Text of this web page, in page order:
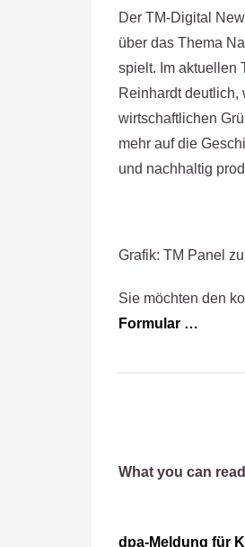
Der TM-Digital
über das Thema
spielt. Im aktuellen
Reinhardt deutlich,
wirtschaftlichen
mehr auf die
und nachhaltig
Grafik: TM Panel
Sie möchten den
Formular …
What you can
dpa-Meldung für